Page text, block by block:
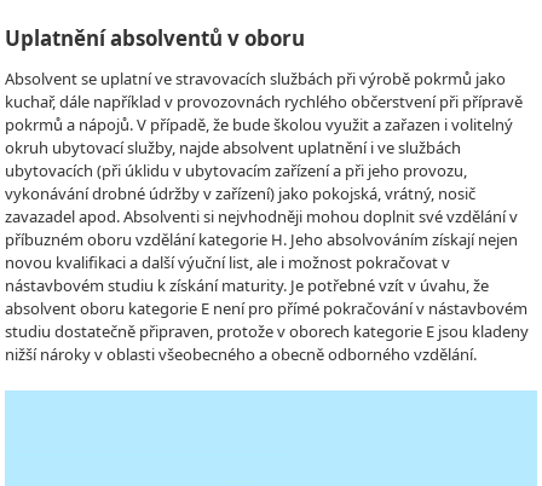
Uplatnění absolventů v oboru
Absolvent se uplatní ve stravovacích službách při výrobě pokrmů jako
kuchař, dále například v provozovnách rychlého občerstvení při přípravě
pokrmů a nápojů. V případě, že bude školou využit a zařazen i volitelný
okruh ubytovací služby, najde absolvent uplatnění i ve službách
ubytovacích (při úklidu v ubytovacím zařízení a při jeho provozu,
vykonávání drobné údržby v zařízení) jako pokojská, vrátný, nosič
zavazadel apod. Absolventi si nejvhodněji mohou doplnit své vzdělání v
příbuzném oboru vzdělání kategorie H. Jeho absolvováním získají nejen
novou kvalifikaci a další výuční list, ale i možnost pokračovat v
nástavbovém studiu k získání maturity. Je potřebné vzít v úvahu, že
absolvent oboru kategorie E není pro přímé pokračování v nástavbovém
studiu dostatečně připraven, protože v oborech kategorie E jsou kladeny
nižší nároky v oblasti všeobecného a obecně odborného vzdělání.